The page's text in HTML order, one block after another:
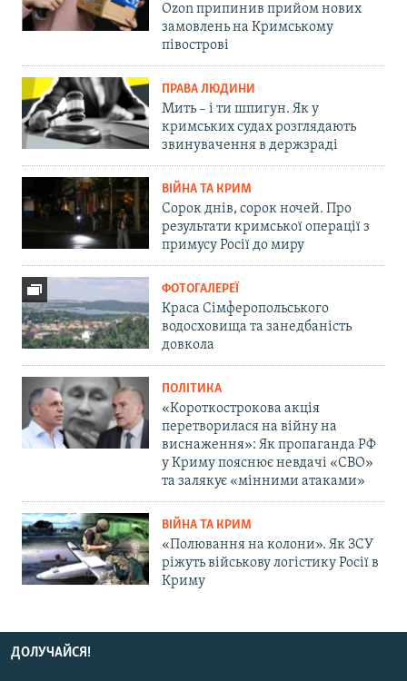
Ozon припинив прийом нових
замовлень на Кримському
півострові
ПРАВА ЛЮДИНИ
Мить – і ти шпигун. Як у
кримських судах розглядають
звинувачення в держзраді
ВІЙНА ТА КРИМ
Сорок днів, сорок ночей. Про
результати кримської операції з
примусу Росії до миру
ФОТОГАЛЕРЕЇ
Краса Сімферопольського
водосховища та занедбаність
довкола
ПОЛІТИКА
«Короткострокова акція
перетворилася на війну на
виснаження»: Як пропаганда РФ
у Криму пояснює невдачі «СВО»
та залякує «мінними атаками»
ВІЙНА ТА КРИМ
«Полювання на колони». Як ЗСУ
ріжуть військову логістику Росії в
Криму
ДОЛУЧАЙСЯ!